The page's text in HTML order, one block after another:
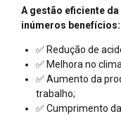
A gestão eficiente
inúmeros benefícios:
✅ Redução de
✅ Melhora no
✅ Aumento da
trabalho;
✅ Cumprimento